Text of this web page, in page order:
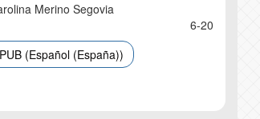
Merino Segovia
6-20
(Español (España))